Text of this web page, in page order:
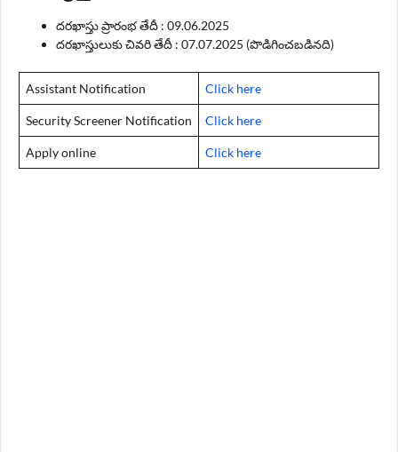
దరఖాస్తు ప్రారంభ తేదీ : 09.06.2025
దరఖాస్తులుకు చివరి తేదీ : 07.07.2025 (పొడిగించబడినది)
Assistant Notification Click here
Security Screener Notification Click here
Apply online Click here